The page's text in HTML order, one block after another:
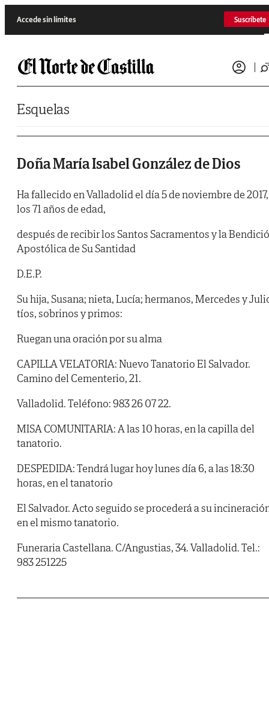
Accede sin límites Suscríbete
Esquelas
Doña María Isabel González de Dios
Ha fallecido en Valladolid el día 5 de noviembre de
los 71 años de edad,
después de recibir los Santos Sacramentos y la
Apostólica de Su Santidad
D.E.P.
Su hija, Susana; nieta, Lucía; hermanos, Mercedes y
tíos, sobrinos y primos:
Ruegan una oración por su alma
CAPILLA VELATORIA: Nuevo Tanatorio El Salvador.
Camino del Cementerio, 21.
Valladolid. Teléfono: 983 26 07 22.
MISA COMUNITARIA: A las 10 horas, en la capilla del
tanatorio.
DESPEDIDA: Tendrá lugar hoy lunes día 6, a las 18:30
horas, en el tanatorio
El Salvador. Acto seguido se procederá a su
en el mismo tanatorio.
Funeraria Castellana. C/Angustias, 34. Valladolid. Tel.:
983 251225